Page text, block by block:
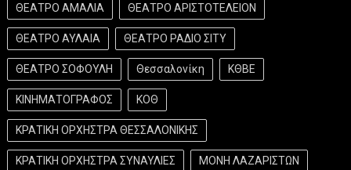
ΘΕΑΤΡΟ ΑΜΑΛΙΑ ΘΕΑΤΡΟ ΑΡΙΣΤΟΤΕΛΕΙΟΝ
ΘΕΑΤΡΟ ΑΥΛΑΙΑ ΘΕΑΤΡΟ ΡΑΔΙΟ ΣΙΤΥ
ΘΕΑΤΡΟ ΣΟΦΟΥΛΗ Θεσσαλονίκη ΚΘΒΕ
ΚΙΝΗΜΑΤΟΓΡΑΦΟΣ ΚΟΘ
ΚΡΑΤΙΚΗ ΟΡΧΗΣΤΡΑ ΘΕΣΣΑΛΟΝΙΚΗΣ
ΚΡΑΤΙΚΗ ΟΡΧΗΣΤΡΑ ΣΥΝΑΥΛΙΕΣ ΜΟΝΗ ΛΑΖΑΡΙΣΤΩΝ